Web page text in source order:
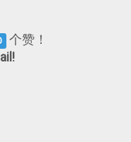
个赞！